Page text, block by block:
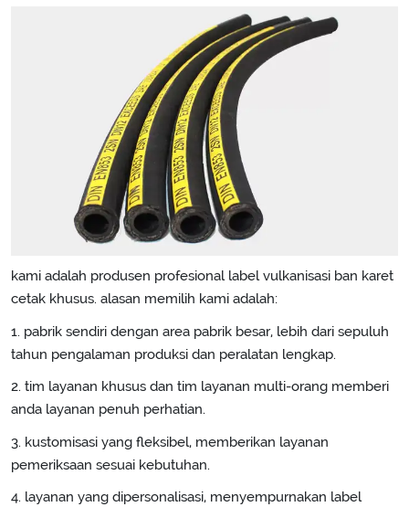
kami adalah produsen profesional label vulkanisasi ban karet
cetak khusus. alasan memilih kami adalah:
1. pabrik sendiri dengan area pabrik besar, lebih dari sepuluh
tahun pengalaman produksi dan peralatan lengkap.
2. tim layanan khusus dan tim layanan multi-orang memberi
anda layanan penuh perhatian.
3. kustomisasi yang fleksibel, memberikan layanan
pemeriksaan sesuai kebutuhan.
4. layanan yang dipersonalisasi, menyempurnakan label